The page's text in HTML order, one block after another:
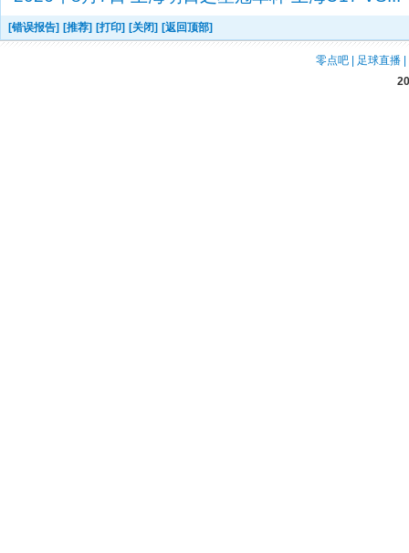
[错误报告] [推荐] [打印] [关闭] [返回顶部]
零点吧 | 足球直播 |